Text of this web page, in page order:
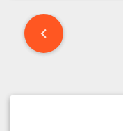
Post
navigation